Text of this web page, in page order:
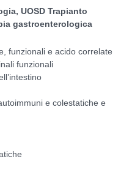
UOSD Trapianto
gastroenterologica
funzionali e acido correlate
funzionali
e colestatiche e